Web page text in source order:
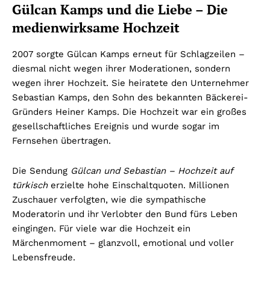
Gülcan Kamps und die Liebe – Die
medienwirksame Hochzeit
2007 sorgte Gülcan Kamps erneut für Schlagzeilen –
diesmal nicht wegen ihrer Moderationen, sondern
wegen ihrer Hochzeit. Sie heiratete den Unternehmer
Sebastian Kamps, den Sohn des bekannten Bäckerei-
Gründers Heiner Kamps. Die Hochzeit war ein großes
gesellschaftliches Ereignis und wurde sogar im
Fernsehen übertragen.
Die Sendung Gülcan und Sebastian – Hochzeit auf
türkischerzielte hohe Einschaltquoten. Millionen
Zuschauer verfolgten, wie die sympathische
Moderatorin und ihr Verlobter den Bund fürs Leben
eingingen. Für viele war die Hochzeit ein
Märchenmoment – glanzvoll, emotional und voller
Lebensfreude.